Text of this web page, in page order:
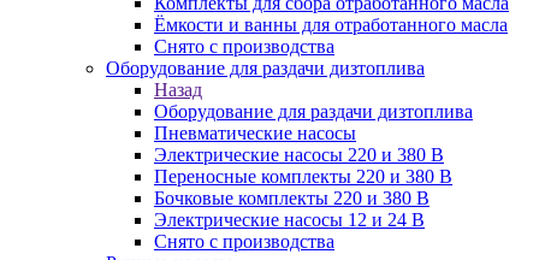
Ёмкости и ванны для отработанного масла
Снято с производства
Оборудование для раздачи дизтоплива
Назад
Оборудование для раздачи дизтоплива
Пневматические насосы
Электрические насосы 220 и 380 В
Переносные комплекты 220 и 380 В
Бочковые комплекты 220 и 380 В
Электрические насосы 12 и 24 В
Снято с производства